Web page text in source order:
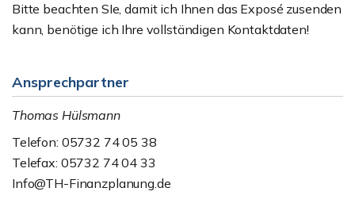
Bitte beachten SIe, damit ich Ihnen das Exposé zusenden
kann, benötige ich Ihre vollständigen Kontaktdaten!
Ansprechpartner
Thomas Hülsmann
Telefon: 05732 74 05 38
Telefax: 05732 74 04 33
Info@TH-Finanzplanung.de